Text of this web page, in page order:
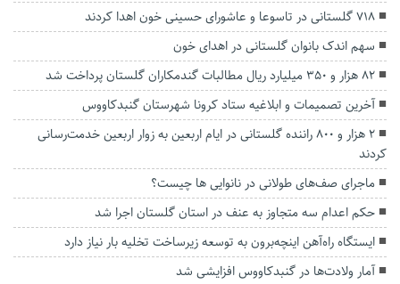
۷۱۸ گلستانی در تاسوعا و عاشورای حسینی خون اهدا کردند
سهم اندک بانوان گلستانی در اهدای خون
۸۲ هزار و ۳۵۰ میلیارد ریال مطالبات گندمکاران گلستان پرداخت شد
آخرین تصمیمات و ابلاغیه ستاد کرونا شهرستان گنبدکاووس
۲ هزار و ۸۰۰ راننده گلستانی در ایام اربعین به زوار اربعین خدمت‌رسانی
کردند
ماجرای صف‌های طولانی در نانوایی ها چیست؟
حکم اعدام سه متجاوز به عنف در استان گلستان اجرا شد
ایستگاه راه‌آهن اینچه‌برون به توسعه زیرساخت‌ تخلیه بار نیاز دارد
آمار ولادت‌ها در گنبدکاووس افزایشی شد